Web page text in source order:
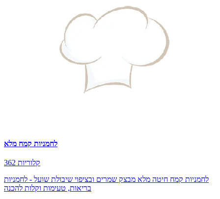
לחמניות קמח מלא
362 קלוריות
לחמניות קמח חיטה מלא מבצק שמרים ובציפוי שיבולת שועל - לחמניות
בריאות, טעימות וקלות להכנה